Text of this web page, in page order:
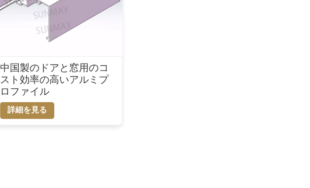
中国製のドアと窓用のコ
スト効率の高いアルミプ
ロファイル
詳細を見る